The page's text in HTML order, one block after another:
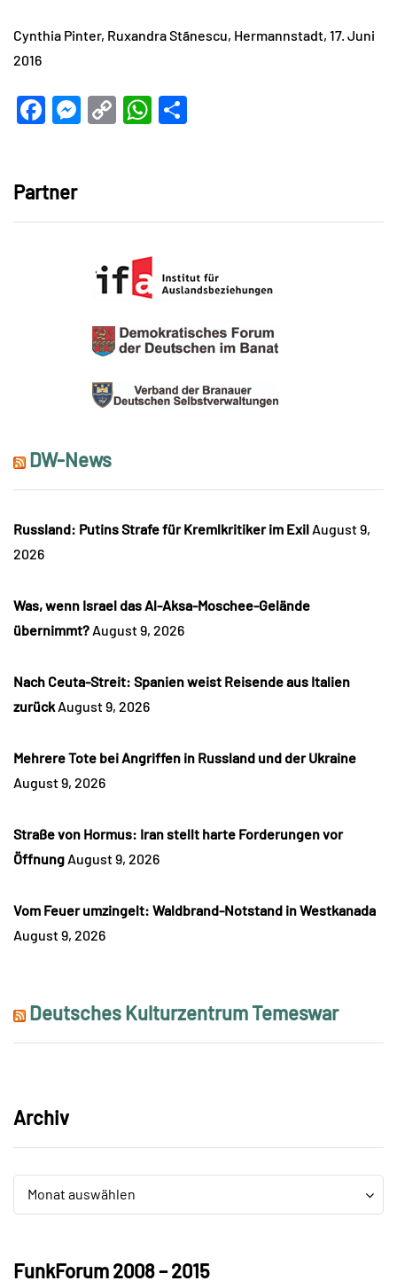
Cynthia Pinter, Ruxandra Stãnescu, Hermannstadt, 17. Juni
2016
Facebook
Messenger
CopyWhatsApp
Partner
DW-News
Russland: Putins Strafe für Kremlkritiker im Exil August 9,
2026
Was, wenn Israel das Al-Aksa-Moschee-Gelände
übernimmt? August 9, 2026
Nach Ceuta-Streit: Spanien weist Reisende aus Italien
zurück August 9, 2026
Mehrere Tote bei Angriffen in Russland und der Ukraine
August 9, 2026
Straße von Hormus: Iran stellt harte Forderungen vor
Öffnung August 9, 2026
Vom Feuer umzingelt: Waldbrand-Notstand in Westkanada
August 9, 2026
Deutsches Kulturzentrum Temeswar
Archiv
Archiv
Monat auswählen
Archiv
FunkForum 2008 – 2015